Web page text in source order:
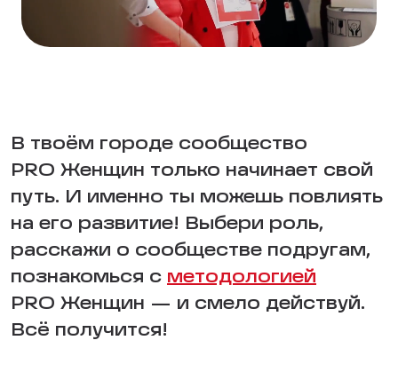
В твоём городе сообщество
PRO Женщин только начинает свой
путь. И именно ты можешь повлиять
на его развитие! Выбери роль,
расскажи о сообществе подругам,
познакомься с методологией
PRO Женщин — и смело действуй.
Всё получится!